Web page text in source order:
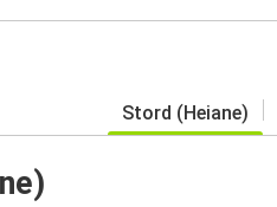
Stord (Heiane)